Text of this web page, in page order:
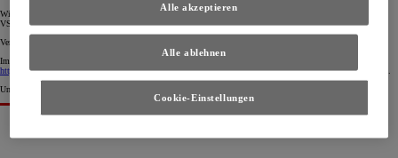
Wir werden nicht an einem Streitbeilegungsverfahren vor einer Verbraucherschlichtungsstelle im Sinne des
VSBG teilnehmen und sind hierzu auch nicht verpflichtet.
Verbraucherinformation gemäß Artikel 14 Abs. 1 der Verordnung (EU) Nr. 524/2013:
Im Rahmen der Verordnung über Online-Streitbeilegung in Verbraucherangelegenheiten steht Ihnen unter
http://ec.europa.eu/consumers/odr/eine Online-Streitbeilegungsplattform der EU-Kommission zur Verfügung.
Unsere E-Mailadresse lautet:
Cookie-Einstellungen
Alle ablehnen
Alle akzeptieren